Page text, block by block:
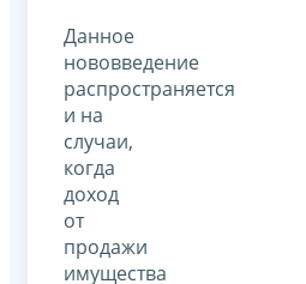
Данное
нововведение
распространяется
и на
случаи,
когда
доход
от
продажи
имущества